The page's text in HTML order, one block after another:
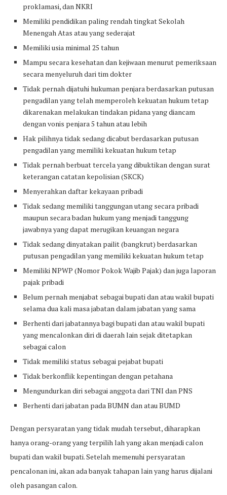
proklamasi, dan NKRI
Memiliki pendidikan paling rendah tingkat Sekolah
Menengah Atas atau yang sederajat
Memiliki usia minimal 25 tahun
Mampu secara kesehatan dan kejiwaan menurut pemeriksaan
secara menyeluruh dari tim dokter
Tidak pernah dijatuhi hukuman penjara berdasarkan putusan
pengadilan yang telah memperoleh kekuatan hukum tetap
dikarenakan melakukan tindakan pidana yang diancam
dengan vonis penjara 5 tahun atau lebih
Hak pilihnya tidak sedang dicabut berdasarkan putusan
pengadilan yang memiliki kekuatan hukum tetap
Tidak pernah berbuat tercela yang dibuktikan dengan surat
keterangan catatan kepolisian (SKCK)
Menyerahkan daftar kekayaan pribadi
Tidak sedang memiliki tanggungan utang secara pribadi
maupun secara badan hukum yang menjadi tanggung
jawabnya yang dapat merugikan keuangan negara
Tidak sedang dinyatakan pailit (bangkrut) berdasarkan
putusan pengadilan yang memiliki kekuatan hukum tetap
Memiliki NPWP (Nomor Pokok Wajib Pajak) dan juga laporan
pajak pribadi
Belum pernah menjabat sebagai bupati dan atau wakil bupati
selama dua kali masa jabatan dalam jabatan yang sama
Berhenti dari jabatannya bagi bupati dan atau wakil bupati
yang mencalonkan diri di daerah lain sejak ditetapkan
sebagai calon
Tidak memiliki status sebagai pejabat bupati
Tidak berkonflik kepentingan dengan petahana
Mengundurkan diri sebagai anggota dari TNI dan PNS
Berhenti dari jabatan pada BUMN dan atau BUMD
Dengan persyaratan yang tidak mudah tersebut, diharapkan
hanya orang-orang yang terpilih lah yang akan menjadi calon
bupati dan wakil bupati. Setelah memenuhi persyaratan
pencalonan ini, akan ada banyak tahapan lain yang harus dijalani
oleh pasangan calon.